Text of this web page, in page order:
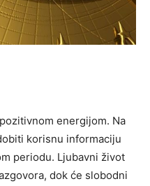
energijom. Na
korisnu informaciju
periodu. Ljubavni život
dok će slobodni